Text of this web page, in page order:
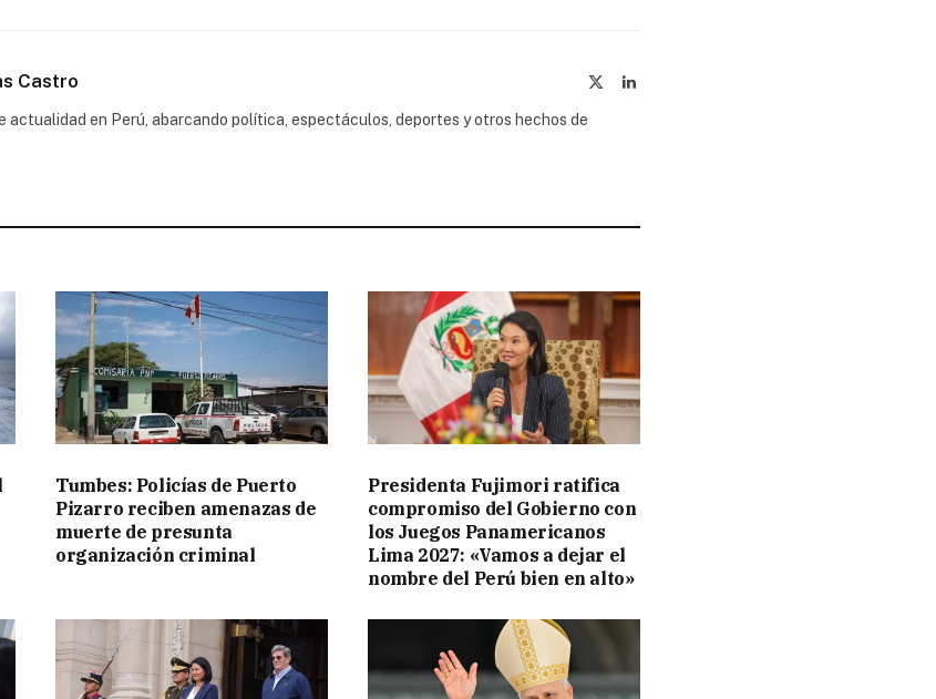
Castro LinkedIn
actualidad en Perú, abarcando política, espectáculos, deportes y otros hechos de
Tumbes: Policías de Puerto
Pizarro reciben amenazas de
muerte de presunta
organización criminal
Presidenta Fujimori ratifica
compromiso del Gobierno con
los Juegos Panamericanos
Lima 2027: «Vamos a dejar el
nombre del Perú bien en alto»